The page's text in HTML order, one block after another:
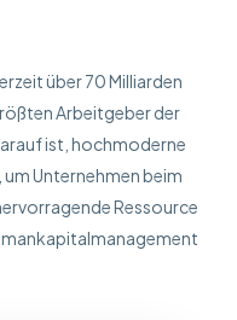
über 70 Milliarden
Arbeitgeber der
ist, hochmoderne
Unternehmen beim
Ressource